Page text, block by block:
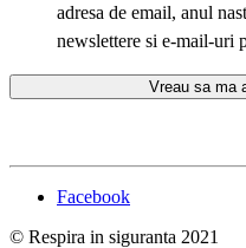
adresa de email, anul
newslettere si e-mail-uri
Facebook
© Respira in siguranta 2021